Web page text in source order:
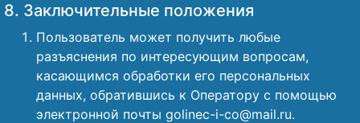
8. Заключительные положения
Пользователь может получить любые
разъяснения по интересующим вопросам,
касающимся обработки его персональных
данных, обратившись к Оператору с помощью
электронной почты golinec-i-co@mail.ru.